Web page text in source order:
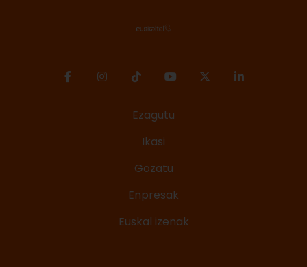
Ezagutu
Ikasi
Gozatu
Enpresak
Euskal izenak